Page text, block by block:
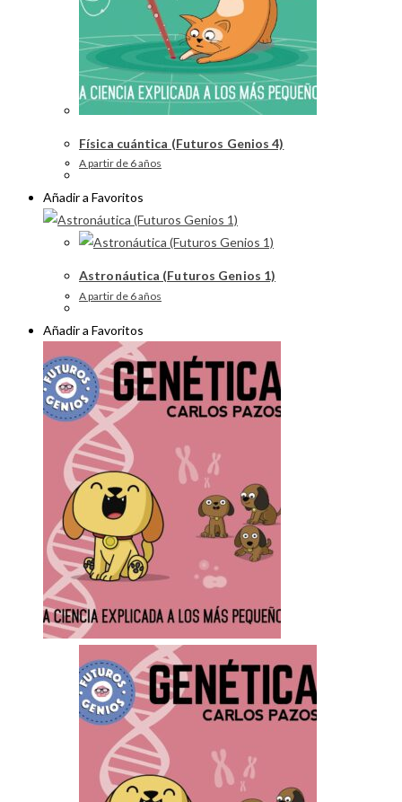
Física cuántica (Futuros Genios 4)
A partir de 6 años
Añadir a Favoritos
Astronáutica (Futuros Genios 1)
A partir de 6 años
Añadir a Favoritos